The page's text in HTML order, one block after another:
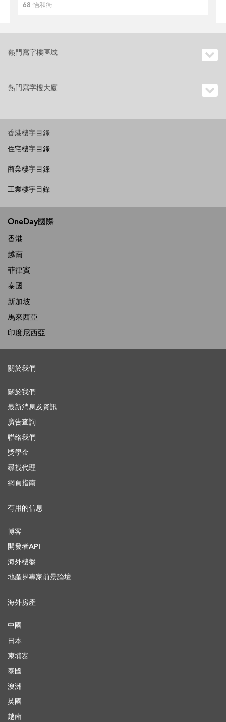
68 怡和街
熱門寫字樓區域
熱門寫字樓大廈
香港樓宇目錄
住宅樓宇目錄
商業樓宇目錄
工業樓宇目錄
OneDay國際
香港
越南
菲律賓
泰國
新加坡
馬來西亞
印度尼西亞
關於我們
關於我們
最新消息及資訊
廣告查詢
聯絡我們
獎學金
尋找代理
網頁指南
有用的信息
博客
開發者API
海外樓盤
地產界專家前景論壇
海外房產
中國
日本
柬埔寨
泰國
澳洲
英國
越南